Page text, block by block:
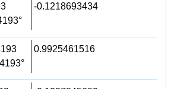
-0.1218693434
0.9925461516